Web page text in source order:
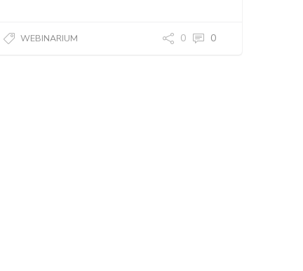
WEBINARIUM 0 0